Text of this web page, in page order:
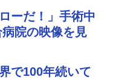
ーだ！」手術中
院の映像を見
で100年続いて